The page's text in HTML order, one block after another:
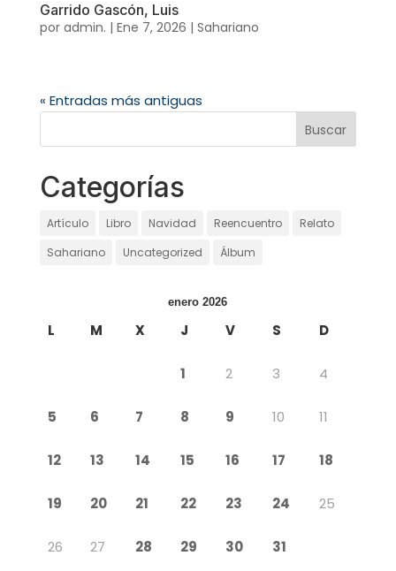
Garrido Gascón, Luis
por admin. | Ene 7, 2026 | Sahariano
« Entradas más antiguas
Categorías
Artículo Libro Navidad Reencuentro
Relato
Sahariano
Uncategorized Álbum
enero 2026
L M X J V S D
1 2 3 4
5 6 7 8 9 10 11
12 13 14 15 16 17 18
19 20 21 22 23 24 25
26 27 28 29 30
31